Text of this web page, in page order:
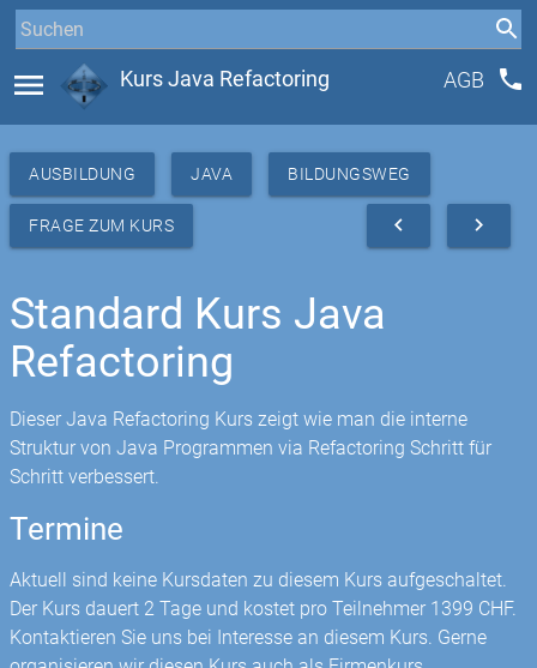
menu Kurs Java Refactoring AGB phone
AUSBILDUNG JAVA BILDUNGSWEG
FRAGE ZUM KURS navigate_next
navigate_before
Standard Kurs Java
Refactoring
Dieser Java Refactoring Kurs zeigt wie man die interne
Struktur von Java Programmen via Refactoring Schritt für
Schritt verbessert.
Termine
Aktuell sind keine Kursdaten zu diesem Kurs aufgeschaltet.
Der Kurs dauert 2 Tage und kostet pro Teilnehmer 1399 CHF.
Kontaktieren Sie uns bei Interesse an diesem Kurs. Gerne